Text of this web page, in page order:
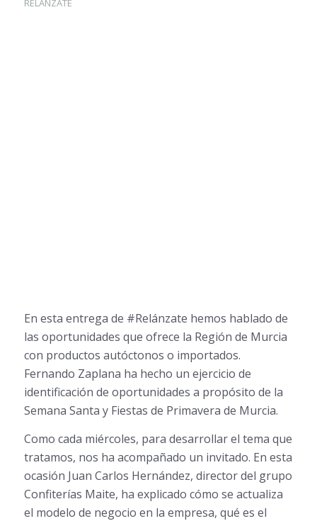
RELANZATE
En esta entrega de #Relánzate hemos hablado de
las oportunidades que ofrece la Región de Murcia
con productos autóctonos o importados.
Fernando Zaplana ha hecho un ejercicio de
identificación de oportunidades a propósito de la
Semana Santa y Fiestas de Primavera de Murcia.
Como cada miércoles, para desarrollar el tema que
tratamos, nos ha acompañado un invitado. En esta
ocasión Juan Carlos Hernández, director del grupo
Confiterías Maite, ha explicado cómo se actualiza
el modelo de negocio en la empresa, qué es el